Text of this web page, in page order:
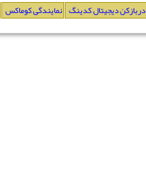
دربازکن دیجیتال کدینگ نمایندگی کوماکس